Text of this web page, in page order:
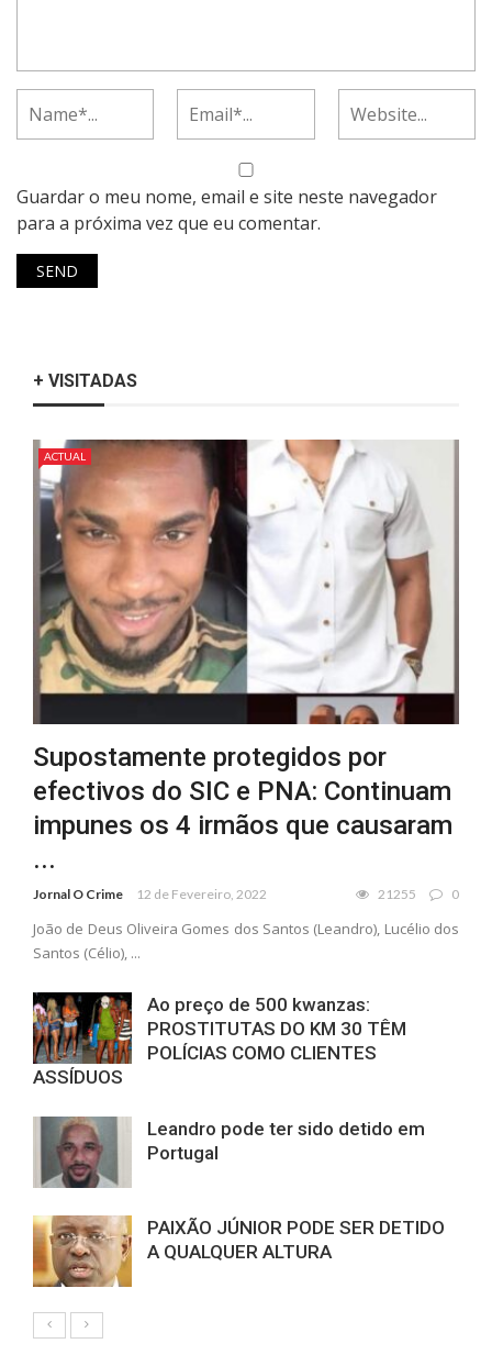
Guardar o meu nome, email e site neste navegador
para a próxima vez que eu comentar.
+ VISITADAS
ACTUAL
Supostamente protegidos por
efectivos do SIC e PNA: Continuam
impunes os 4 irmãos que causaram
...
Jornal O Crime 12 de Fevereiro, 2022 21255 0
João de Deus Oliveira Gomes dos Santos (Leandro), Lucélio dos
Santos (Célio), ...
Ao preço de 500 kwanzas:
PROSTITUTAS DO KM 30 TÊM
POLÍCIAS COMO CLIENTES
ASSÍDUOS
Leandro pode ter sido detido em
Portugal
PAIXÃO JÚNIOR PODE SER DETIDO
A QUALQUER ALTURA